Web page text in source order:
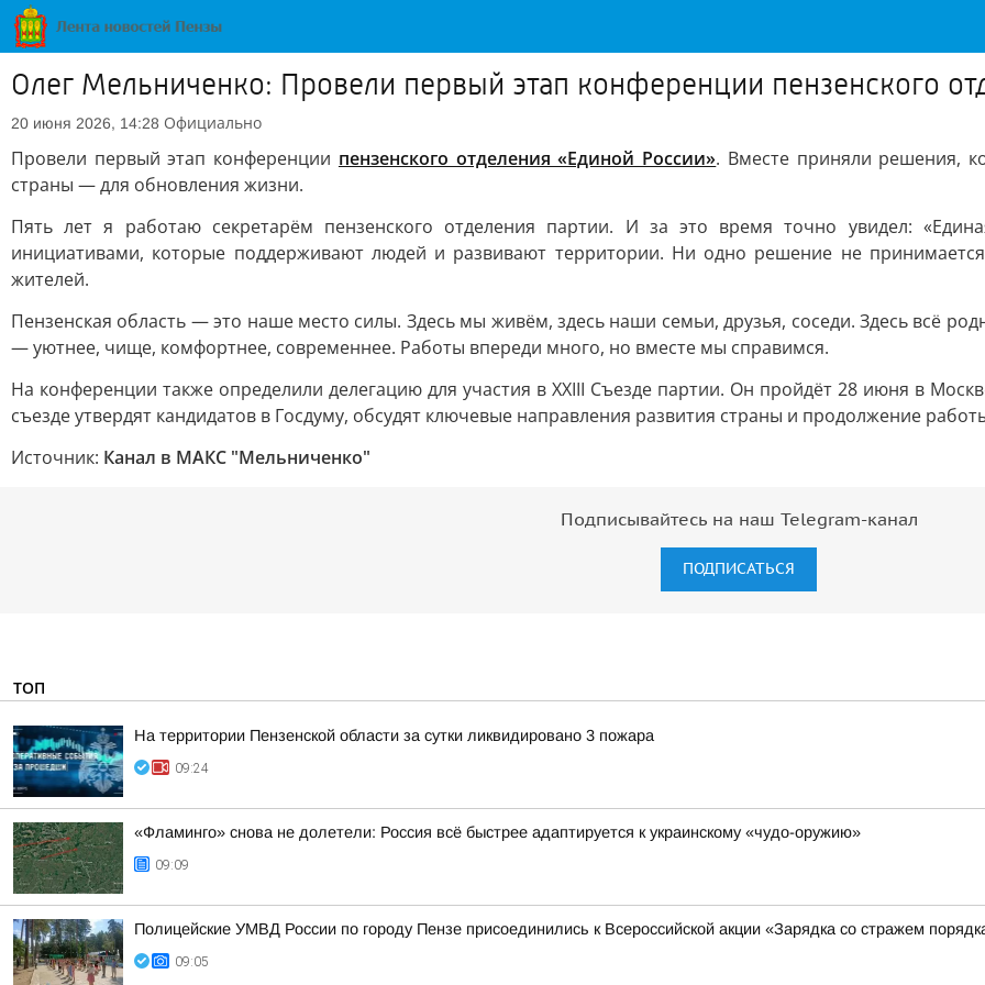
Олег Мельниченко: Провели первый этап конференции пензенского
20 июня 2026, 14:28 Официально
Провели первый этап конференции пензенского отделения «Единой России». Вместе приняли решения,
страны — для обновления жизни.
Пять лет я работаю секретарём пензенского отделения партии. И за это время точно увидел:
инициативами, которые поддерживают людей и развивают территории. Ни одно решение не
жителей.
Пензенская область — это наше место силы. Здесь мы живём, здесь наши семьи, друзья, соседи. Здесь всё
— уютнее, чище, комфортнее, современнее. Работы впереди много, но вместе мы справимся.
На конференции также определили делегацию для участия в XXIII Съезде партии. Он пройдёт 28 июня в
съезде утвердят кандидатов в Госдуму, обсудят ключевые направления развития страны и продолжение
Источник: Канал в МАКС "Мельниченко"
Подписывайтесь на наш Telegram-канал
ПОДПИСАТЬСЯ
ТОП
На территории Пензенской области за сутки ликвидировано 3 пожара
09:24
«Фламинго» снова не долетели: Россия всё быстрее адаптируется к украинскому «чудо-оружию»
09:09
Полицейские УМВД России по городу Пензе присоединились к Всероссийской акции «Зарядка со стражем
09:05